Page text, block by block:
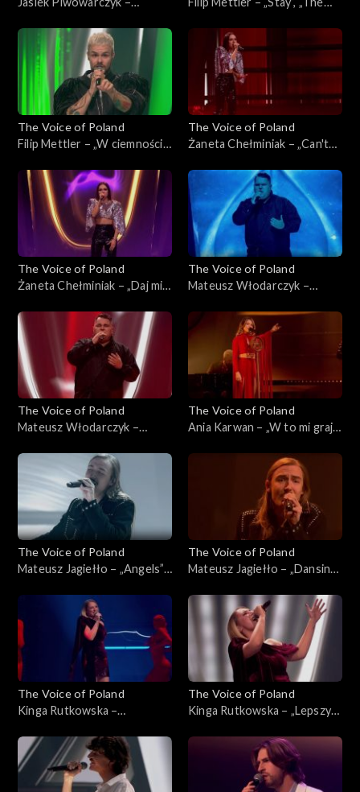
Poland”, Live 3, 22 listopada
2025
listopada 2025
The Voice of Poland
Filip Mettler – „W ciemności”,
22 listopada 2025
The Voice of Poland
Żaneta Chełminiak – „Can't
„The Voice of Poland”, Live 3,
22 listopada 2025
The Voice of Poland
Żaneta Chełminiak – „Daj mi
Poland”, Live 3, 22 listopada
2025
The Voice of Poland
Mateusz Włodarczyk –
„The Voice of Poland”, Live 3,
22 listopada 2025
The Voice of Poland
Mateusz Włodarczyk –
Poland”, Live 3, 22 listopada
The Voice of Poland
Ania Karwan – „W to mi graj”,
22 listopada 2025
The Voice of Poland
Mateusz Jagiełło – „Angels”,
22 listopada 2025
The Voice of Poland
Mateusz Jagiełło – „Dansing”,
22 listopada 2025
The Voice of Poland
Kinga Rutkowska –
Poland”, Live 3, 22 listopada
2025
The Voice of Poland
Kinga Rutkowska – „Lepszy
Live 3, 22 listopada 2025